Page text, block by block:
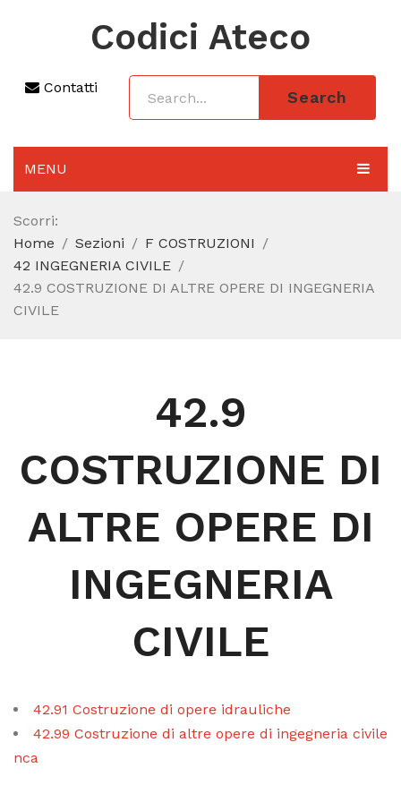
Codici Ateco
Contatti
Search
MENU
AGGIORNAMENTO 2025
SEZIONI
CODICE ATECO A COSA SERVE
Scorri:
Home
Sezioni
F COSTRUZIONI
42 INGEGNERIA CIVILE
42.9 COSTRUZIONE DI ALTRE OPERE DI INGEGNERIA
CIVILE
42.9
COSTRUZIONE DI
ALTRE OPERE DI
INGEGNERIA
CIVILE
42.91 Costruzione di opere idrauliche
42.99 Costruzione di altre opere di ingegneria civile
nca